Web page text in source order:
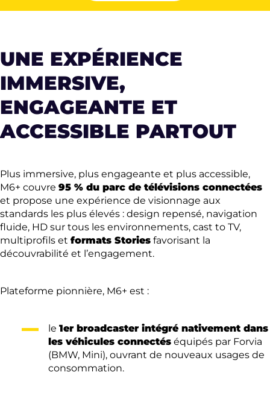
UNE EXPÉRIENCE
IMMERSIVE,
ENGAGEANTE ET
ACCESSIBLE PARTOUT
Plus immersive, plus engageante et plus accessible,
M6+ couvre 95 % du parc de télévisions connectées
et propose une expérience de visionnage aux
standards les plus élevés : design repensé, navigation
fluide, HD sur tous les environnements, cast to TV,
multiprofils et formats Stories favorisant la
découvrabilité et l’engagement.
Plateforme pionnière, M6+ est :
le 1er broadcaster intégré nativement dans
les véhicules connectés équipés par Forvia
(BMW, Mini), ouvrant de nouveaux usages de
consommation.